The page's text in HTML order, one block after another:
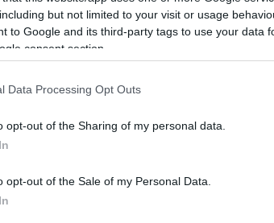
but not limited to your visit or usage
to Google and its third-party tags to use your data
consent section.
Data Processing Opt Outs
opt-out of the Sharing of my personal data.
opt-out of the Sale of my Personal Data.